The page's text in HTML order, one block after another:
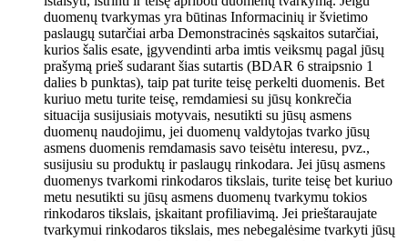
duomenų tvarkymas yra būtinas Informacinių ir švietimo
paslaugų sutarčiai arba Demonstracinės sąskaitos sutarčiai,
kurios šalis esate, įgyvendinti arba imtis veiksmų pagal jūsų
prašymą prieš sudarant šias sutartis (BDAR 6 straipsnio 1
dalies b punktas), taip pat turite teisę perkelti duomenis. Bet
kuriuo metu turite teisę, remdamiesi su jūsų konkrečia
situacija susijusiais motyvais, nesutikti su jūsų asmens
duomenų naudojimu, jei duomenų valdytojas tvarko jūsų
asmens duomenis remdamasis savo teisėtu interesu, pvz.,
susijusiu su produktų ir paslaugų rinkodara. Jei jūsų asmens
duomenys tvarkomi rinkodaros tikslais, turite teisę bet kuriuo
metu nesutikti su jūsų asmens duomenų tvarkymu tokios
rinkodaros tikslais, įskaitant profiliavimą. Jei prieštaraujate
tvarkymui rinkodaros tikslais, mes nebegalėsime tvarkyti jūsų